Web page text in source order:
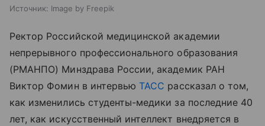
Источник: Image by Freepik
Ректор Российской медицинской академии
непрерывного профессионального образования
(РМАНПО) Минздрава России, академик РАН
Виктор Фомин в интервью ТАСС рассказал о том,
как изменились студенты-медики за последние 40
лет, как искусственный интеллект внедряется в